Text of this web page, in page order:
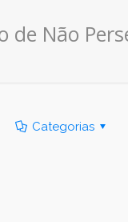
de Não
Categorias